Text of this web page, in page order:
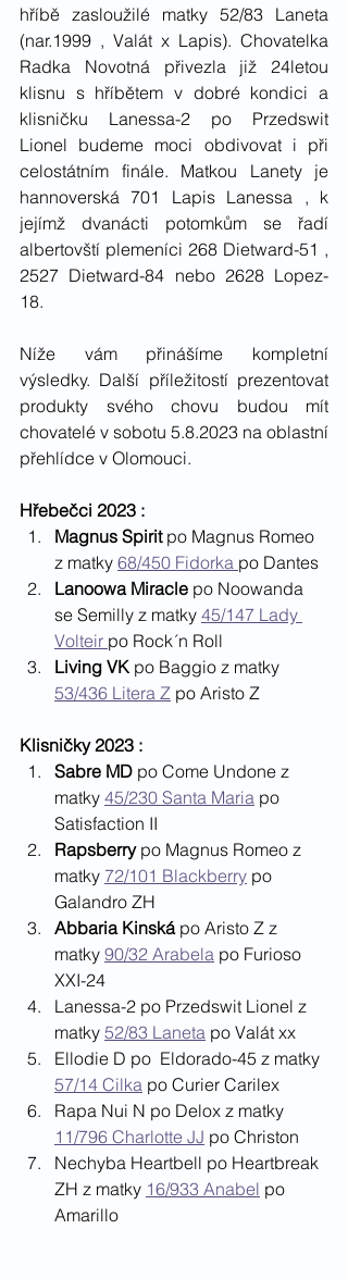
hříbě zasloužilé matky 52/83 Laneta
(nar.1999 , Valát x Lapis). Chovatelka
Radka Novotná přivezla již 24letou
klisnu s hříbětem v dobré kondici a
klisničku Lanessa-2 po Przedswit
Lionel budeme moci obdivovat i při
celostátním finále. Matkou Lanety je
hannoverská 701 Lapis Lanessa , k
jejímž dvanácti potomkům se řadí
albertovští plemeníci 268 Dietward-51 ,
2527 Dietward-84 nebo 2628 Lopez-
18.
Níže vám přinášíme kompletní
výsledky. Další příležitostí prezentovat
produkty svého chovu budou mít
chovatelé v sobotu 5.8.2023 na oblastní
přehlídce v Olomouci.
Hřebečci 2023 :
Magnus Spirit po Magnus Romeo
z matky 68/450 Fidorka po Dantes
Lanoowa Miracle po Noowanda
se Semilly z matky 45/147 Lady
Volteir po Rock´n Roll
Living VK po Baggio z matky
53/436 Litera Z po Aristo Z
Klisničky 2023 :
Sabre MD po Come Undone z
matky 45/230 Santa Maria po
Satisfaction II
Rapsberry po Magnus Romeo z
matky 72/101 Blackberry po
Galandro ZH
Abbaria Kinská po Aristo Z z
matky 90/32 Arabela po Furioso
XXI-24
Lanessa-2 po Przedswit Lionel z
matky 52/83 Laneta po Valát xx
Ellodie D po  Eldorado-45 z matky
57/14 Cilka po Curier Carilex
Rapa Nui N po Delox z matky
11/796 Charlotte JJ po Christon
Nechyba Heartbell po Heartbreak
ZH z matky 16/933 Anabel po
Amarillo